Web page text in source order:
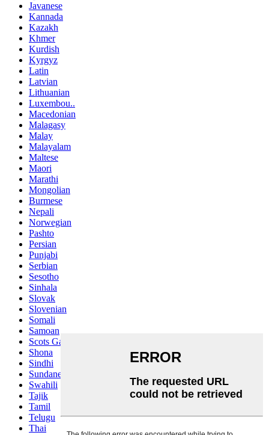
Javanese
Kannada
Kazakh
Khmer
Kurdish
Kyrgyz
Latin
Latvian
Lithuanian
Luxembou..
Macedonian
Malagasy
Malay
Malayalam
Maltese
Maori
Marathi
Mongolian
Burmese
Nepali
Norwegian
Pashto
Persian
Punjabi
Serbian
Sesotho
Sinhala
Slovak
Slovenian
Somali
Samoan
Scots Gaelic
Shona
Sindhi
Sundanese
Swahili
Tajik
Tamil
Telugu
Thai